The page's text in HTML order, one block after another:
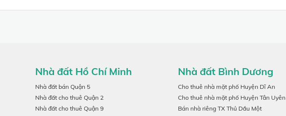
Nhà đất Hồ Chí Minh
Nhà đất bán Quận 5
Nhà đất cho thuê Quận 2
Nhà đất cho thuê Quận 9
Nhà đất Bình Dương
Cho thuê nhà mặt phố Huyện Dĩ An
Cho thuê nhà mặt phố Huyện Tân Uyên
Bán nhà riêng TX Thủ Dầu Một